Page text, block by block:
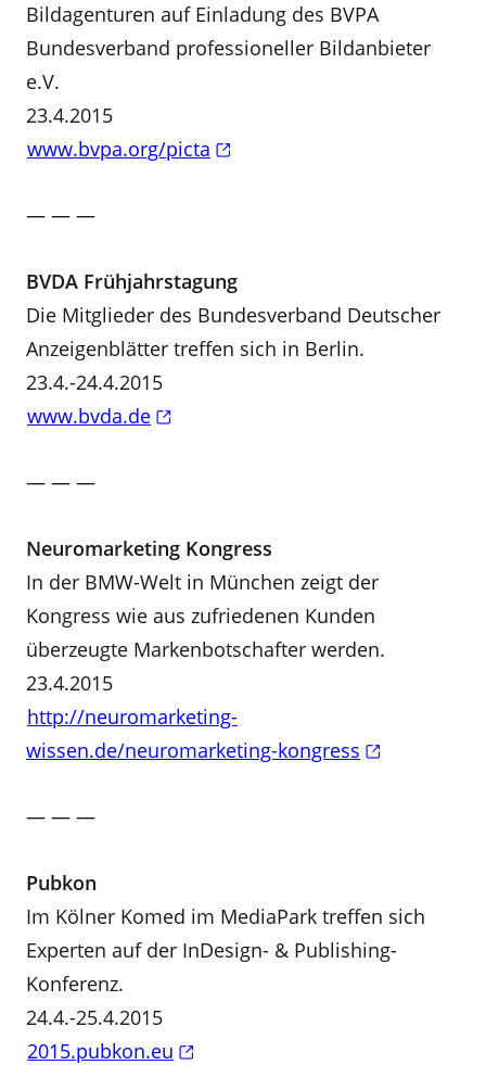
Bildagenturen auf Einladung des BVPA
Bundesverband professioneller Bildanbieter
e.V.
23.4.2015
www.bvpa.org/picta
— — —
BVDA Frühjahrstagung
Die Mitglieder des Bundesverband Deutscher
Anzeigenblätter treffen sich in Berlin.
23.4.-24.4.2015
www.bvda.de
— — —
Neuromarketing Kongress
In der BMW-Welt in München zeigt der
Kongress wie aus zufriedenen Kunden
überzeugte Markenbotschafter werden.
23.4.2015
http://neuromarketing-
wissen.de/neuromarketing-kongress
— — —
Pubkon
Im Kölner Komed im MediaPark treffen sich
Experten auf der InDesign- & Publishing-
Konferenz.
24.4.-25.4.2015
2015.pubkon.eu